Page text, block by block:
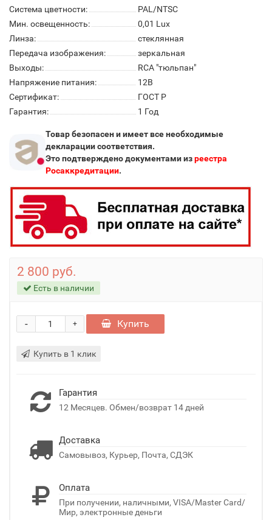
Система цветности:
PAL/NTSC
Мин. освещенность:
0,01 Lux
Линза:
стеклянная
Передача изображения:
зеркальная
Выходы:
RCA "тюльпан"
Напряжение питания:
12В
Сертификат:
ГОСТ Р
Гарантия:
1 Год
Товар безопасен и имеет все необходимые
декларации соответствия.
Это подтверждено документами изреестра
Росаккредитации.
2 800 руб.
Есть в наличии
+
- Купить
Купить в 1 клик
Гарантия
12 Месяцев. Обмен/возврат 14 дней
Доставка
Самовывоз, Курьер, Почта, СДЭК
Оплата
При получении, наличными, VISA/Master Card/
Мир, электронные деньги